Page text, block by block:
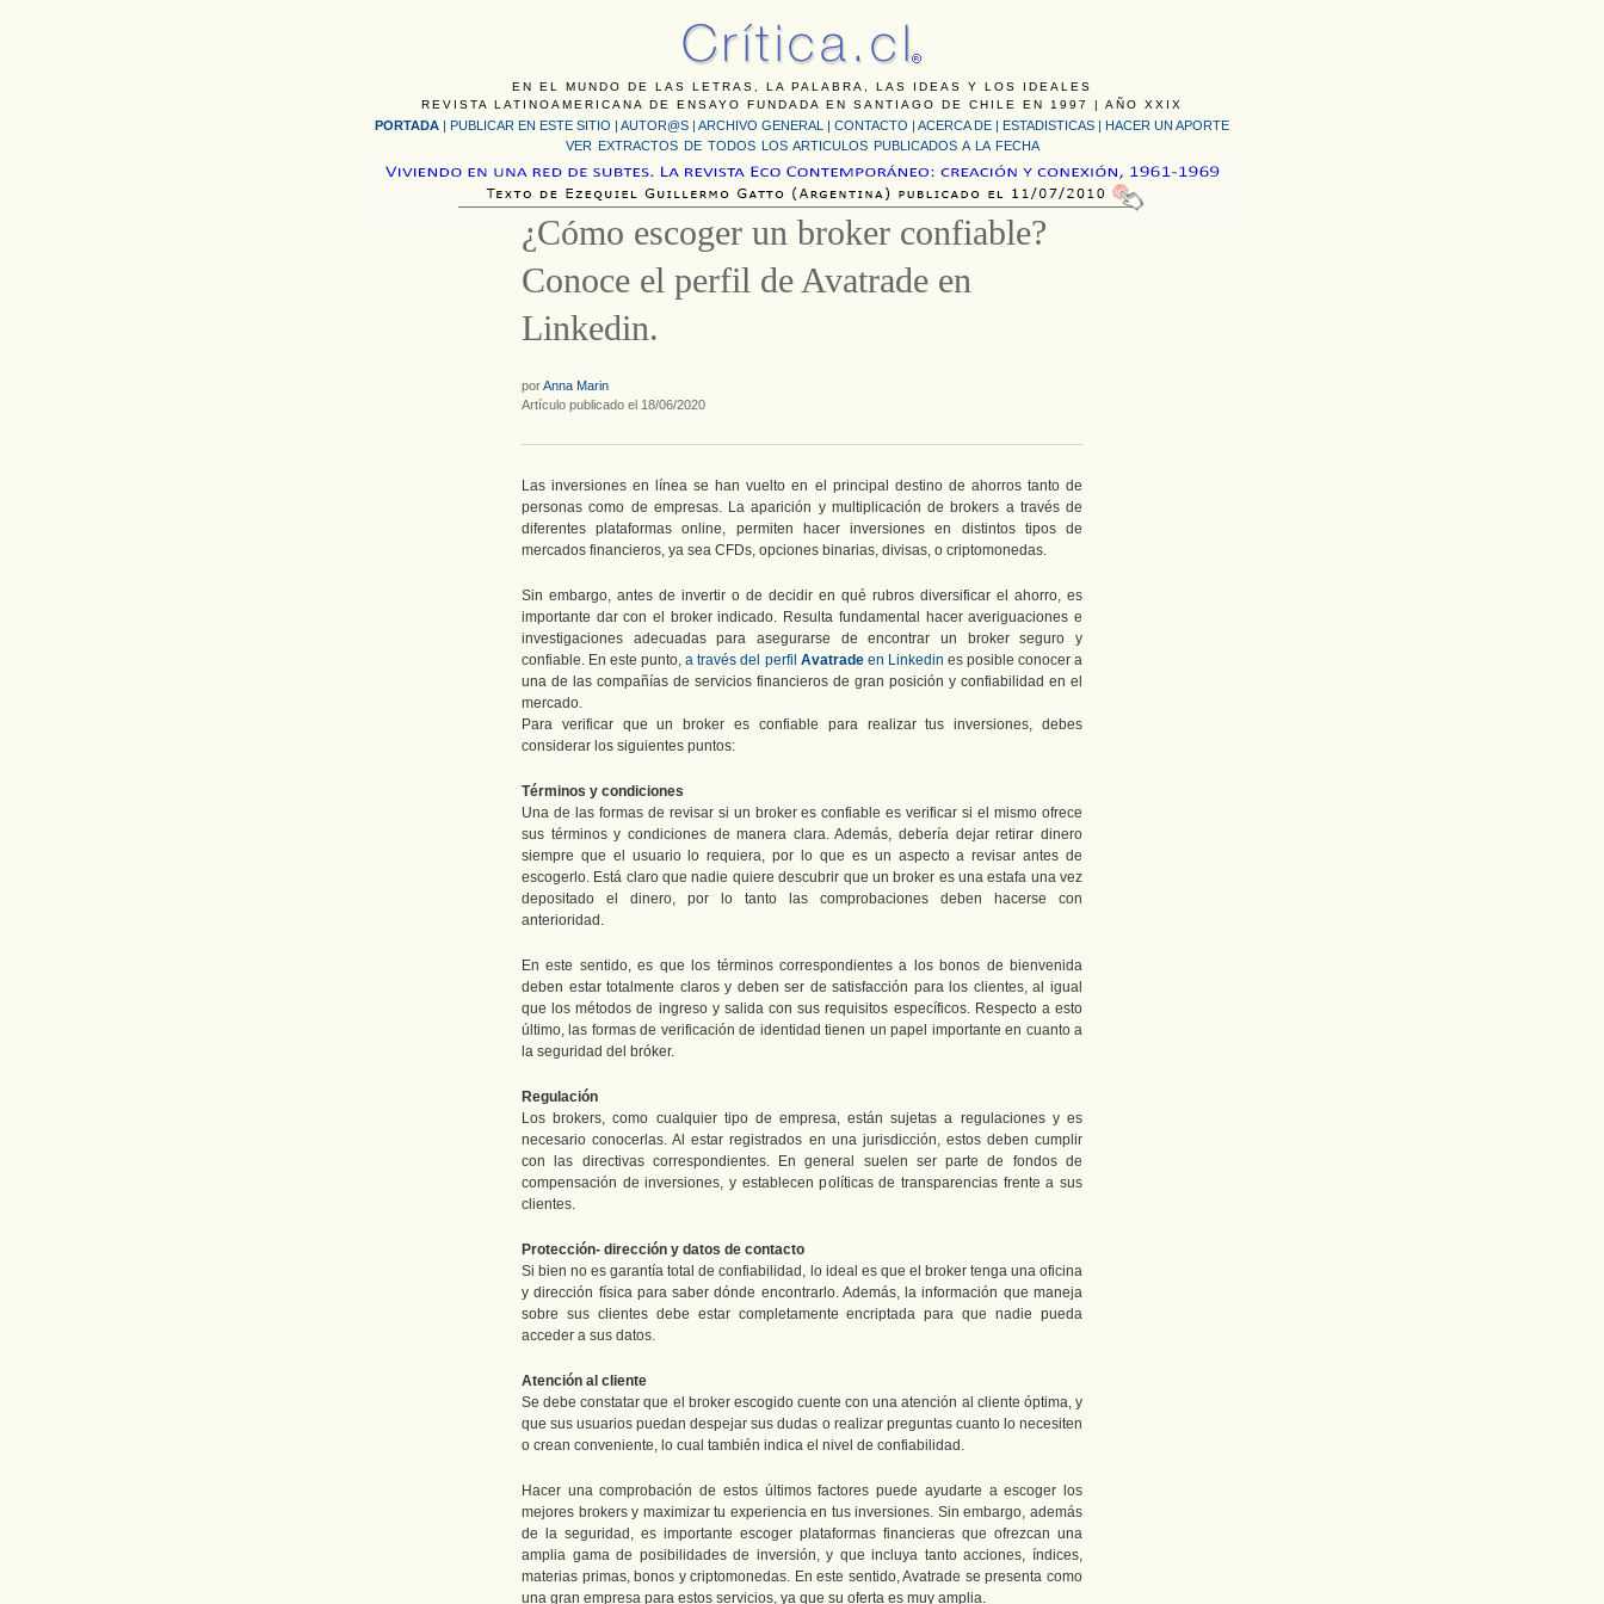
EN EL MUNDO DE LAS LETRAS, LA PALABRA, LAS IDEAS Y LOS IDEALES
REVISTA LATINOAMERICANA DE ENSAYO FUNDADA EN SANTIAGO DE CHILE EN 1997 | AÑO XXIX
PORTADA | PUBLICAR EN ESTE SITIO | AUTOR@S | ARCHIVO GENERAL | CONTACTO | ACERCA DE | ESTADISTICAS | HACER UN APORTE
VER EXTRACTOS DE TODOS LOS ARTICULOS PUBLICADOS A LA FECHA
¿Cómo escoger un broker confiable?
Conoce el perfil de Avatrade en
Linkedin.
porAnna Marin
Artículo publicado el 18/06/2020
Las inversiones en línea se han vuelto en el principal destino de ahorros tanto de
personas como de empresas. La aparición y multiplicación de brokers a través de
diferentes plataformas online, permiten hacer inversiones en distintos tipos de
mercados financieros, ya sea CFDs, opciones binarias, divisas, o criptomonedas.
Sin embargo, antes de invertir o de decidir en qué rubros diversificar el ahorro, es
importante dar con el broker indicado. Resulta fundamental hacer averiguaciones e
investigaciones adecuadas para asegurarse de encontrar un broker seguro y
confiable. En este punto,a través del perfil Avatradeen Linkedin es posible conocer a
una de las compañías de servicios financieros de gran posición y confiabilidad en el
mercado.
Para verificar que un broker es confiable para realizar tus inversiones, debes
considerar los siguientes puntos:
Términos y condiciones
Una de las formas de revisar si un broker es confiable es verificar si el mismo ofrece
sus términos y condiciones de manera clara. Además, debería dejar retirar dinero
siempre que el usuario lo requiera, por lo que es un aspecto a revisar antes de
escogerlo. Está claro que nadie quiere descubrir que un broker es una estafa una vez
depositado el dinero, por lo tanto las comprobaciones deben hacerse con
anterioridad.
En este sentido, es que los términos correspondientes a los bonos de bienvenida
deben estar totalmente claros y deben ser de satisfacción para los clientes, al igual
que los métodos de ingreso y salida con sus requisitos específicos. Respecto a esto
último, las formas de verificación de identidad tienen un papel importante en cuanto a
la seguridad del bróker.
Regulación
Los brokers, como cualquier tipo de empresa, están sujetas a regulaciones y es
necesario conocerlas. Al estar registrados en una jurisdicción, estos deben cumplir
con las directivas correspondientes. En general suelen ser parte de fondos de
compensación de inversiones, y establecen políticas de transparencias frente a sus
clientes.
Protección- dirección y datos de contacto
Si bien no es garantía total de confiabilidad, lo ideal es que el broker tenga una oficina
y dirección física para saber dónde encontrarlo. Además, la información que maneja
sobre sus clientes debe estar completamente encriptada para que nadie pueda
acceder a sus datos.
Atención al cliente
Se debe constatar que el broker escogido cuente con una atención al cliente óptima, y
que sus usuarios puedan despejar sus dudas o realizar preguntas cuanto lo necesiten
o crean conveniente, lo cual también indica el nivel de confiabilidad.
Hacer una comprobación de estos últimos factores puede ayudarte a escoger los
mejores brokers y maximizar tu experiencia en tus inversiones. Sin embargo, además
de la seguridad, es importante escoger plataformas financieras que ofrezcan una
amplia gama de posibilidades de inversión, y que incluya tanto acciones, índices,
materias primas, bonos y criptomonedas. En este sentido, Avatrade se presenta como
una gran empresa para estos servicios, ya que su oferta es muy amplia.